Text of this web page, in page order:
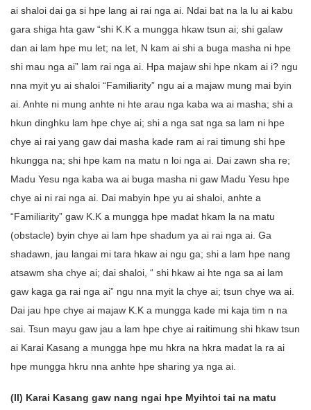
ai shaloi dai ga si hpe lang ai rai nga ai. Ndai bat na la lu ai kabu
gara shiga hta gaw “shi K.K a mungga hkaw tsun ai; shi galaw
dan ai lam hpe mu let; na let, N kam ai shi a buga masha ni hpe
shi mau nga ai” lam rai nga ai. Hpa majaw shi hpe nkam ai i? ngu
nna myit yu ai shaloi “Familiarity” ngu ai a majaw mung mai byin
ai. Anhte ni mung anhte ni hte arau nga kaba wa ai masha; shi a
hkun dinghku lam hpe chye ai; shi a nga sat nga sa lam ni hpe
chye ai rai yang gaw dai masha kade ram ai rai timung shi hpe
hkungga na; shi hpe kam na matu n loi nga ai. Dai zawn sha re;
Madu Yesu nga kaba wa ai buga masha ni gaw Madu Yesu hpe
chye ai ni rai nga ai. Dai mabyin hpe yu ai shaloi, anhte a
“Familiarity” gaw K.K a mungga hpe madat hkam la na matu
(obstacle) byin chye ai lam hpe shadum ya ai rai nga ai. Ga
shadawn, jau langai mi tara hkaw ai ngu ga; shi a lam hpe nang
atsawm sha chye ai; dai shaloi, “ shi hkaw ai hte nga sa ai lam
gaw kaga ga rai nga ai” ngu nna myit la chye ai; tsun chye wa ai.
Dai jau hpe chye ai majaw K.K a mungga kade mi kaja tim n na
sai. Tsun mayu gaw jau a lam hpe chye ai raitimung shi hkaw tsun
ai Karai Kasang a mungga hpe mu hkra na hkra madat la ra ai
hpe mungga hkru nna anhte hpe sharing ya nga ai.
(II) Karai Kasang gaw nang ngai hpe Myihtoi tai na matu